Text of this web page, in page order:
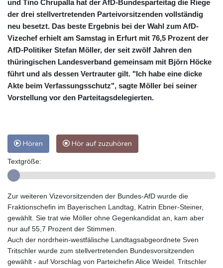
und Tino Chrupalla hat der AfD-Bundesparteitag die Riege
der drei stellvertretenden Parteivorsitzenden vollständig
neu besetzt. Das beste Ergebnis bei der Wahl zum AfD-
Vizechef erhielt am Samstag in Erfurt mit 76,5 Prozent der
AfD-Politiker Stefan Möller, der seit zwölf Jahren den
thüringischen Landesverband gemeinsam mit Björn Höcke
führt und als dessen Vertrauter gilt. "Ich habe eine dicke
Akte beim Verfassungsschutz", sagte Möller bei seiner
Vorstellung vor den Parteitagsdelegierten.
Hören Hör auf zuzuhören
Textgröße:
Zur weiteren Vizevorsitzenden der Bundes-AfD wurde die
Fraktionschefin im Bayerischen Landtag, Katrin Ebner-Steiner,
gewählt. Sie trat wie Möller ohne Gegenkandidat an, kam aber
nur auf 55,7 Prozent der Stimmen.
Auch der nordrhein-westfälische Landtagsabgeordnete Sven
Tritschler wurde zum stellvertretenden Bundesvorsitzenden
gewählt - auf Vorschlag von Parteichefin Alice Weidel. Tritschler